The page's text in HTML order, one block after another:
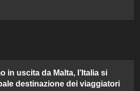
in uscita da Malta, l’Italia si
destinazione dei viaggiatori